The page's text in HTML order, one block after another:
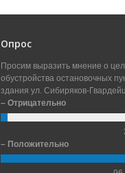
Опрос
Просим выразить мнение о
обустройства остановочных
здания ул. Сибиряков-
– Отрицательно
– Положительно